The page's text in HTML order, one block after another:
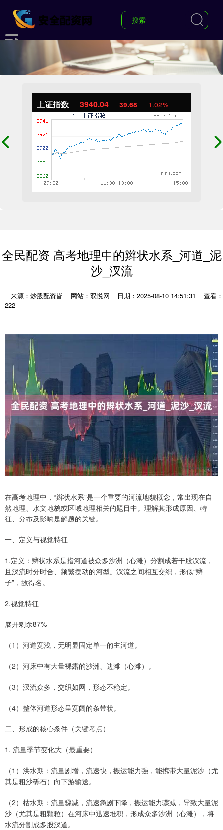
上证指数 3940.04 39.68 1.02%
全民配资 高考地理中的辫状水系_河道_泥
沙_汊流
来源：炒股配资皆 网站：双悦网 日期：2025-08-10 14:51:31
查看：
222
在高考地理中，“辫状水系”是一个重要的河流地貌概念，常出现在自
然地理、水文地貌或区域地理相关的题目中。理解其形成原因、特
征、分布及影响是解题的关键。
一、定义与视觉特征
1.定义：辫状水系是指河道被众多沙洲（心滩）分割成若干股汊流，
且汊流时分时合、频繁摆动的河型。汊流之间相互交织，形似“辫
子”，故得名。
2.视觉特征
展开剩余87%
（1）河道宽浅，无明显固定单一的主河道。
（2）河床中有大量裸露的沙洲、边滩（心滩）。
（3）汊流众多，交织如网，形态不稳定。
（4）整体河道形态呈宽阔的条带状。
二、形成的核心条件（关键考点）
1. 流量季节变化大（最重要）
（1）洪水期：流量剧增，流速快，搬运能力强，能携带大量泥沙（尤
其是粗沙砾石）向下游输送。
（2）枯水期：流量骤减，流速急剧下降，搬运能力骤减，导致大量泥
沙（尤其是粗颗粒）在河床中迅速堆积，形成众多沙洲（心滩），将
水流分割成多股汊道。